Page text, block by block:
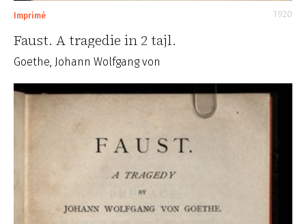
Imprimé 1920
Faust. A tragedie in 2 tajl.
Goethe, Johann Wolfgang von